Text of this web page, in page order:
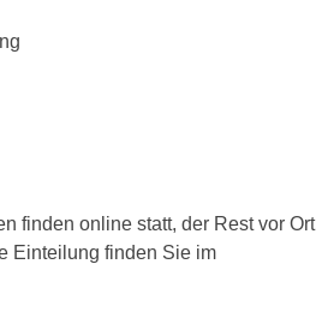
finden online statt, der Rest vor Ort
Einteilung finden Sie im